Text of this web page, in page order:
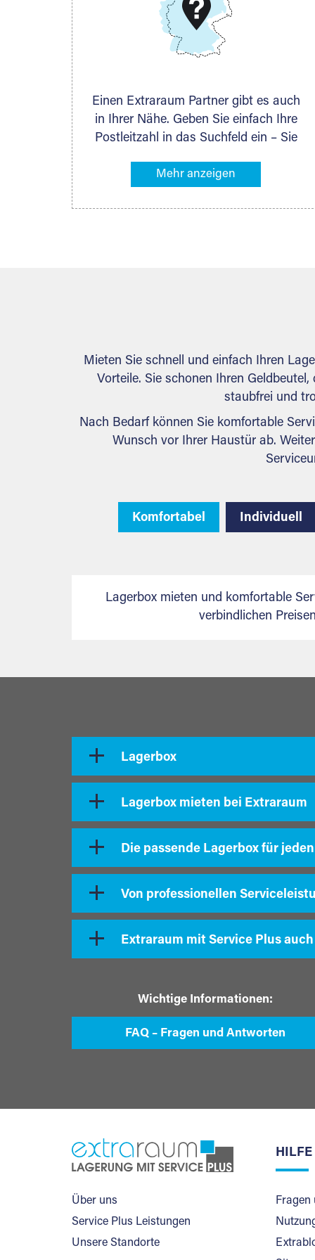
DMG Aktiengesellschaft
Schieferstein 11A
Einen Extraraum Partner gibt es auch
in Ihrer Nähe. Geben Sie einfach Ihre
Postleitzahl in das Suchfeld ein – Sie
Partners mit Lagermöglichkeiten in
können Sie anschließend Ihren
Mieten Sie schnell und einfach Ihren
Vorteile. Sie schonen Ihren
staubfrei und
Nach Bedarf können Sie komfortable
Wunsch vor Ihrer Haustür ab.
Komfortabel Individuell
Lagerbox mieten und komfortable
verbindlichen
Lagerbox
Lagerbox mieten bei Extraraum
Die passende Lagerbox für
Von professionellen
Extraraum mit Service Plus
Wichtige Informationen:
FAQ – Fragen und Antworten
Über uns
Service Plus Leistungen
Unsere Standorte
HILFE